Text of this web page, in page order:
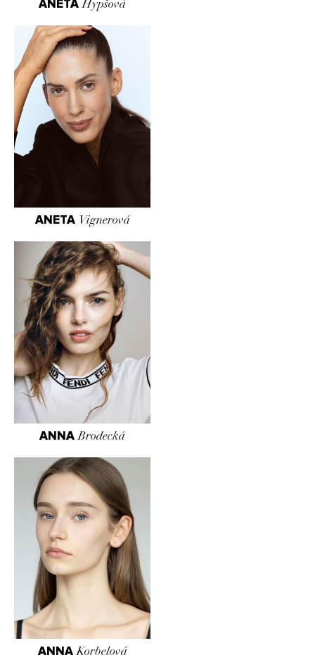
ANETA Hypšová
ANETA Vignerová
ANNA Brodecká
ANNA